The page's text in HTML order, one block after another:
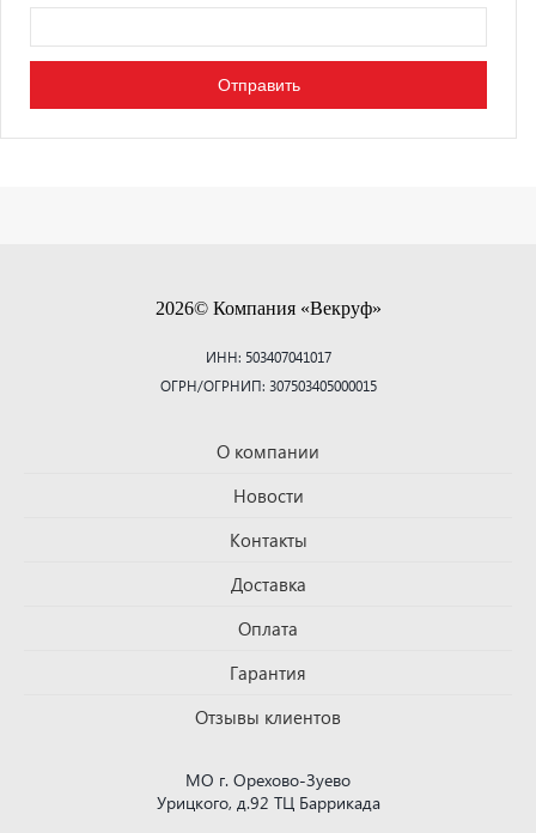
2026© Компания «Векруф»
ИНН: 503407041017
ОГРН/ОГРНИП: 307503405000015
О компании
Новости
Контакты
Доставка
Оплата
Гарантия
Отзывы клиентов
МО г. Орехово-Зуево
Урицкого, д.92 ТЦ Баррикада